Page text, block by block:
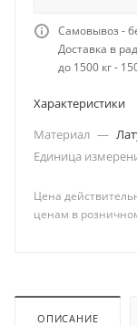
Самовывоз -
Доставка в
до 1500 кг -
Характеристики
Материал —
Единица
Цена
ценам в
ОПИСАНИЕ